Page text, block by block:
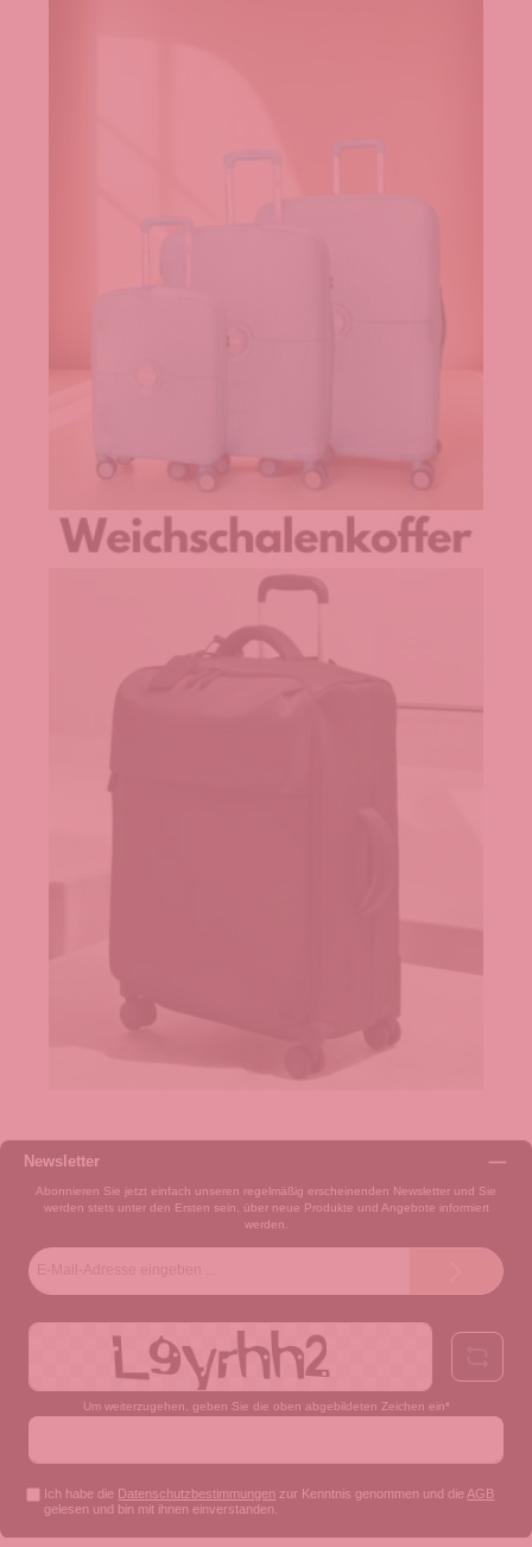
Newsletter
Abonnieren Sie jetzt einfach unseren regelmäßig erscheinenden Newsletter und Sie
werden stets unter den Ersten sein, über neue Produkte und Angebote informiert
werden.
Um weiterzugehen, geben Sie die oben abgebildeten Zeichen ein*
Ich habe die Datenschutzbestimmungen zur Kenntnis genommen und die AGB
gelesen und bin mit ihnen einverstanden.